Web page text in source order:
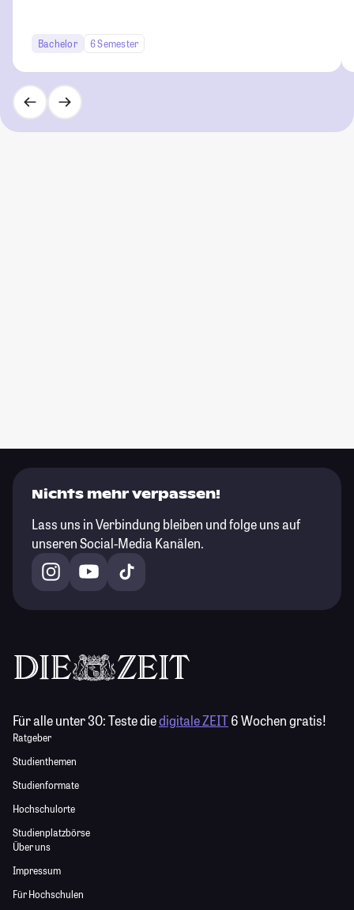
Bachelor 6 Semester
Nichts mehr verpassen!
Lass uns in Verbindung bleiben und folge uns auf
unseren Social-Media Kanälen.
Für alle unter 30:Teste diedigitale ZEIT6 Wochen gratis!
Ratgeber
Studienthemen
Studienformate
Hochschulorte
Studienplatzbörse
Über uns
Impressum
Für Hochschulen